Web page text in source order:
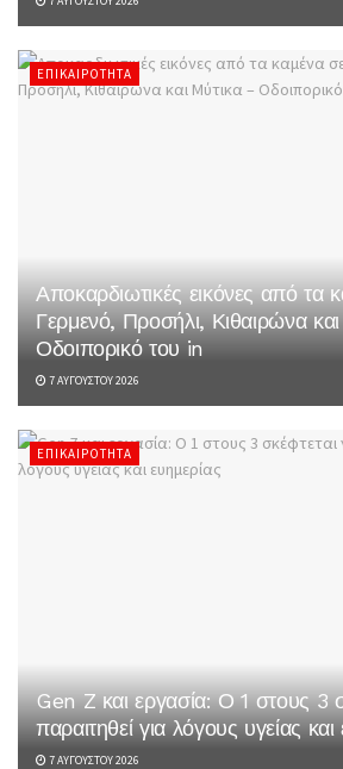
ΕΠΙΚΑΙΡΌΤΗΤΑ
Αποκαρδιωτικές εικόνες από τα
Γερμενό, Προσήλι, Κιθαιρώνα
Οδοιπορικό του in
7 ΑΥΓΟΎΣΤΟΥ 2026
ΕΠΙΚΑΙΡΌΤΗΤΑ
Gen Z και εργασία: Ο 1 στους 3
παραιτηθεί για λόγους υγείας και
7 ΑΥΓΟΎΣΤΟΥ 2026